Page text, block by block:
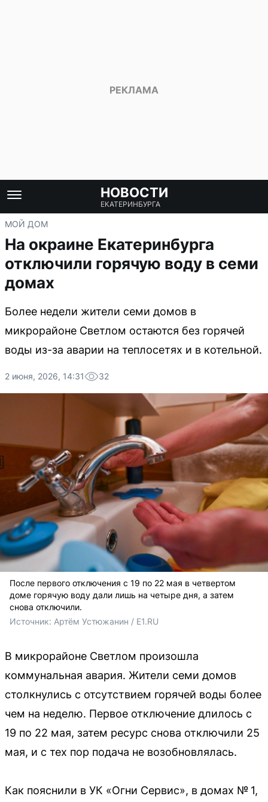
НОВОСТИ
ЕКАТЕРИНБУРГА
МОЙ ДОМ
На окраине Екатеринбурга
отключили горячую воду в семи
домах
Более недели жители семи домов в
микрорайоне Светлом остаются без горячей
воды из-за аварии на теплосетях и в котельной.
2 июня, 2026, 14:31 32
После первого отключения с 19 по 22 мая в четвертом
доме горячую воду дали лишь на четыре дня, а затем
снова отключили.
Источник: Артём Устюжанин / E1.RU
В микрорайоне Светлом произошла
коммунальная авария. Жители семи домов
столкнулись с отсутствием горячей воды более
чем на неделю. Первое отключение длилось с
19 по 22 мая, затем ресурс снова отключили 25
мая, и с тех пор подача не возобновлялась.
Как пояснили в УК «Огни Сервис», в домах № 1,